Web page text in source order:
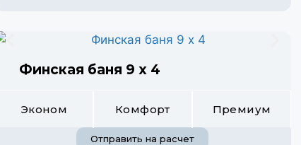
Финская баня 9 х 4
Эконом Комфорт Премиум
Отправить на расчет